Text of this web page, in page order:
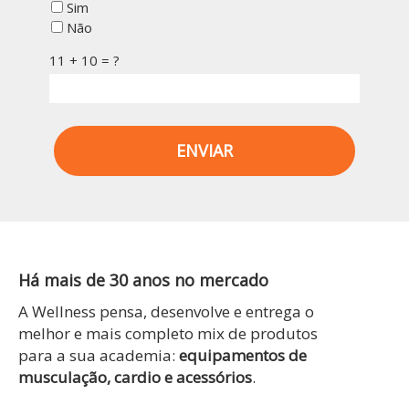
Sim
Não
11 + 10 = ?
ENVIAR
Há mais de 30 anos no mercado
A Wellness pensa, desenvolve e entrega o
melhor e mais completo mix de produtos
para a sua academia: equipamentos de
musculação, cardio e acessórios.